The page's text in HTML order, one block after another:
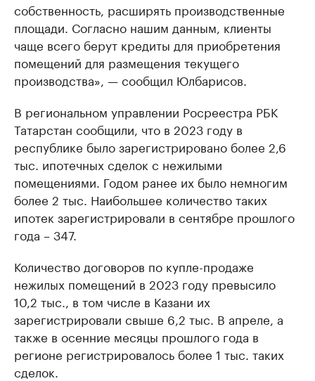
собственность, расширять производственные
площади. Согласно нашим данным, клиенты
чаще всего берут кредиты для приобретения
помещений для размещения текущего
производства», — сообщил Юлбарисов.
В региональном управлении Росреестра РБК
Татарстан сообщили, что в 2023 году в
республике было зарегистрировано более 2,6
тыс. ипотечных сделок с нежилыми
помещениями. Годом ранее их было немногим
более 2 тыс. Наибольшее количество таких
ипотек зарегистрировали в сентябре прошлого
года – 347.
Количество договоров по купле-продаже
нежилых помещений в 2023 году превысило
10,2 тыс., в том числе в Казани их
зарегистрировали свыше 6,2 тыс. В апреле, а
также в осенние месяцы прошлого года в
регионе регистрировалось более 1 тыс. таких
сделок.